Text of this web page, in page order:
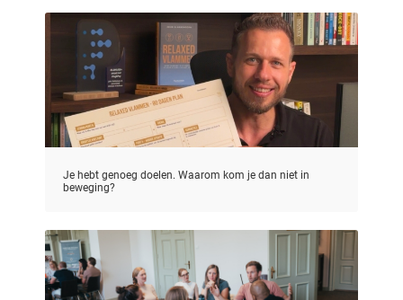
Je hebt genoeg doelen. Waarom kom je dan niet in
beweging?